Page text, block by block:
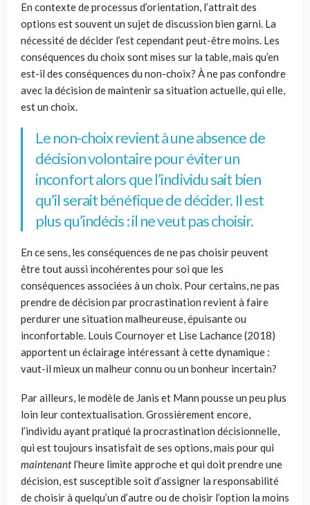
En contexte de processus d’orientation, l’attrait des
options est souvent un sujet de discussion bien garni. La
nécessité de décider l’est cependant peut-être moins. Les
conséquences du choix sont mises sur la table, mais qu’en
est-il des conséquences du non-choix? À ne pas confondre
avec la décision de maintenir sa situation actuelle, qui elle,
est un choix.
Le non-choix revient à une absence de
décision volontaire pour éviter un
inconfort alors que l’individu sait bien
qu’il serait bénéfique de décider. Il est
plus qu’indécis : il ne veut pas choisir.
En ce sens, les conséquences de ne pas choisir peuvent
être tout aussi incohérentes pour soi que les
conséquences associées à un choix. Pour certains, ne pas
prendre de décision par procrastination revient à faire
perdurer une situation malheureuse, épuisante ou
inconfortable. Louis Cournoyer et Lise Lachance (2018)
apportent un éclairage intéressant à cette dynamique :
vaut-il mieux un malheur connu ou un bonheur incertain?
Par ailleurs, le modèle de Janis et Mann pousse un peu plus
loin leur contextualisation. Grossièrement encore,
l’individu ayant pratiqué la procrastination décisionnelle,
qui est toujours insatisfait de ses options, mais pour qui
maintenantl’heure limite approche et qui doit prendre une
décision, est susceptible soit d’assigner la responsabilité
de choisir à quelqu’un d’autre ou de choisir l’option la moins